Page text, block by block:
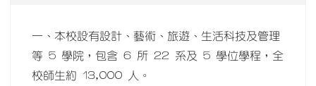
一、本校設有設計、藝術、旅遊、生活科技及管理
等 5 學院，包含 6 所 22 系及 5 學位學程，全
校師生約 13,000 人。